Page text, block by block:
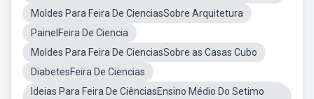
Moldes Para Feira De CienciasSobre Arquitetura
PainelFeira De Ciencia
Moldes Para Feira De CienciasSobre as Casas Cubo
DiabetesFeira De Ciencias
Ideias Para Feira De CiênciasEnsino Médio Do Setimo